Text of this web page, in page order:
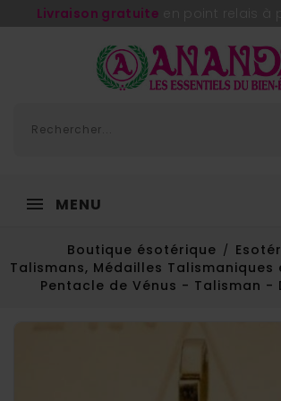
Livraison gratuite
MENU
Boutique ésotérique
Talismans, Médailles
Pentacle de Vénus - Talisman -